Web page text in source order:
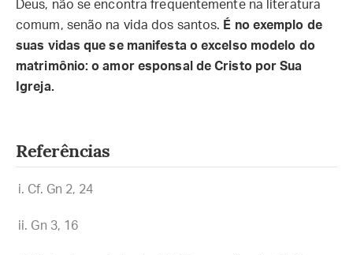
Deus, não se encontra frequentemente na literatura
comum, senão na vida dos santos. É no exemplo de
suas vidas que se manifesta o excelso modelo do
matrimônio: o amor esponsal de Cristo por Sua
Igreja.
Referências
Cf. Gn 2, 24
Gn 3, 16